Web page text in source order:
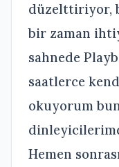
düzelttiriyor,
bir zaman
sahnede
saatlerce
okuyorum
Hemen